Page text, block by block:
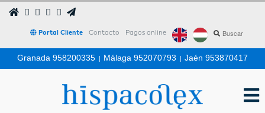
Portal Cliente Contacto Pagos online
Granada 958200335 | Málaga 952070793 | Jaén 953870417